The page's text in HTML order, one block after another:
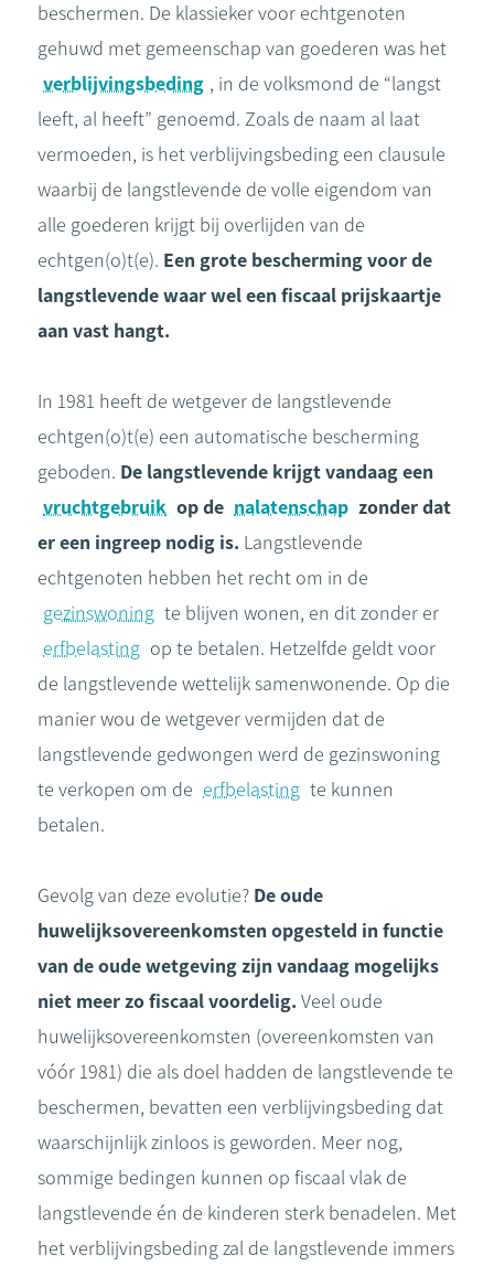
beschermen. De klassieker voor echtgenoten
gehuwd met gemeenschap van goederen was het
verblijvingsbeding , in de volksmond de “langst
leeft, al heeft” genoemd. Zoals de naam al laat
vermoeden, is het verblijvingsbeding een clausule
waarbij de langstlevende de volle eigendom van
alle goederen krijgt bij overlijden van de
echtgen(o)t(e). Een grote bescherming voor de
langstlevende waar wel een fiscaal prijskaartje
aan vast hangt.
In 1981 heeft de wetgever de langstlevende
echtgen(o)t(e) een automatische bescherming
geboden. De langstlevende krijgt vandaag een
vruchtgebruik op de nalatenschap zonder dat
er een ingreep nodig is. Langstlevende
echtgenoten hebben het recht om in de
gezinswoning te blijven wonen, en dit zonder er
erfbelasting op te betalen. Hetzelfde geldt voor
de langstlevende wettelijk samenwonende. Op die
manier wou de wetgever vermijden dat de
langstlevende gedwongen werd de gezinswoning
te verkopen om de erfbelasting te kunnen
betalen.
Gevolg van deze evolutie? De oude
huwelijksovereenkomsten opgesteld in functie
van de oude wetgeving zijn vandaag mogelijks
niet meer zo fiscaal voordelig. Veel oude
huwelijksovereenkomsten (overeenkomsten van
vóór 1981) die als doel hadden de langstlevende te
beschermen, bevatten een verblijvingsbeding dat
waarschijnlijk zinloos is geworden. Meer nog,
sommige bedingen kunnen op fiscaal vlak de
langstlevende én de kinderen sterk benadelen. Met
het verblijvingsbeding zal de langstlevende immers